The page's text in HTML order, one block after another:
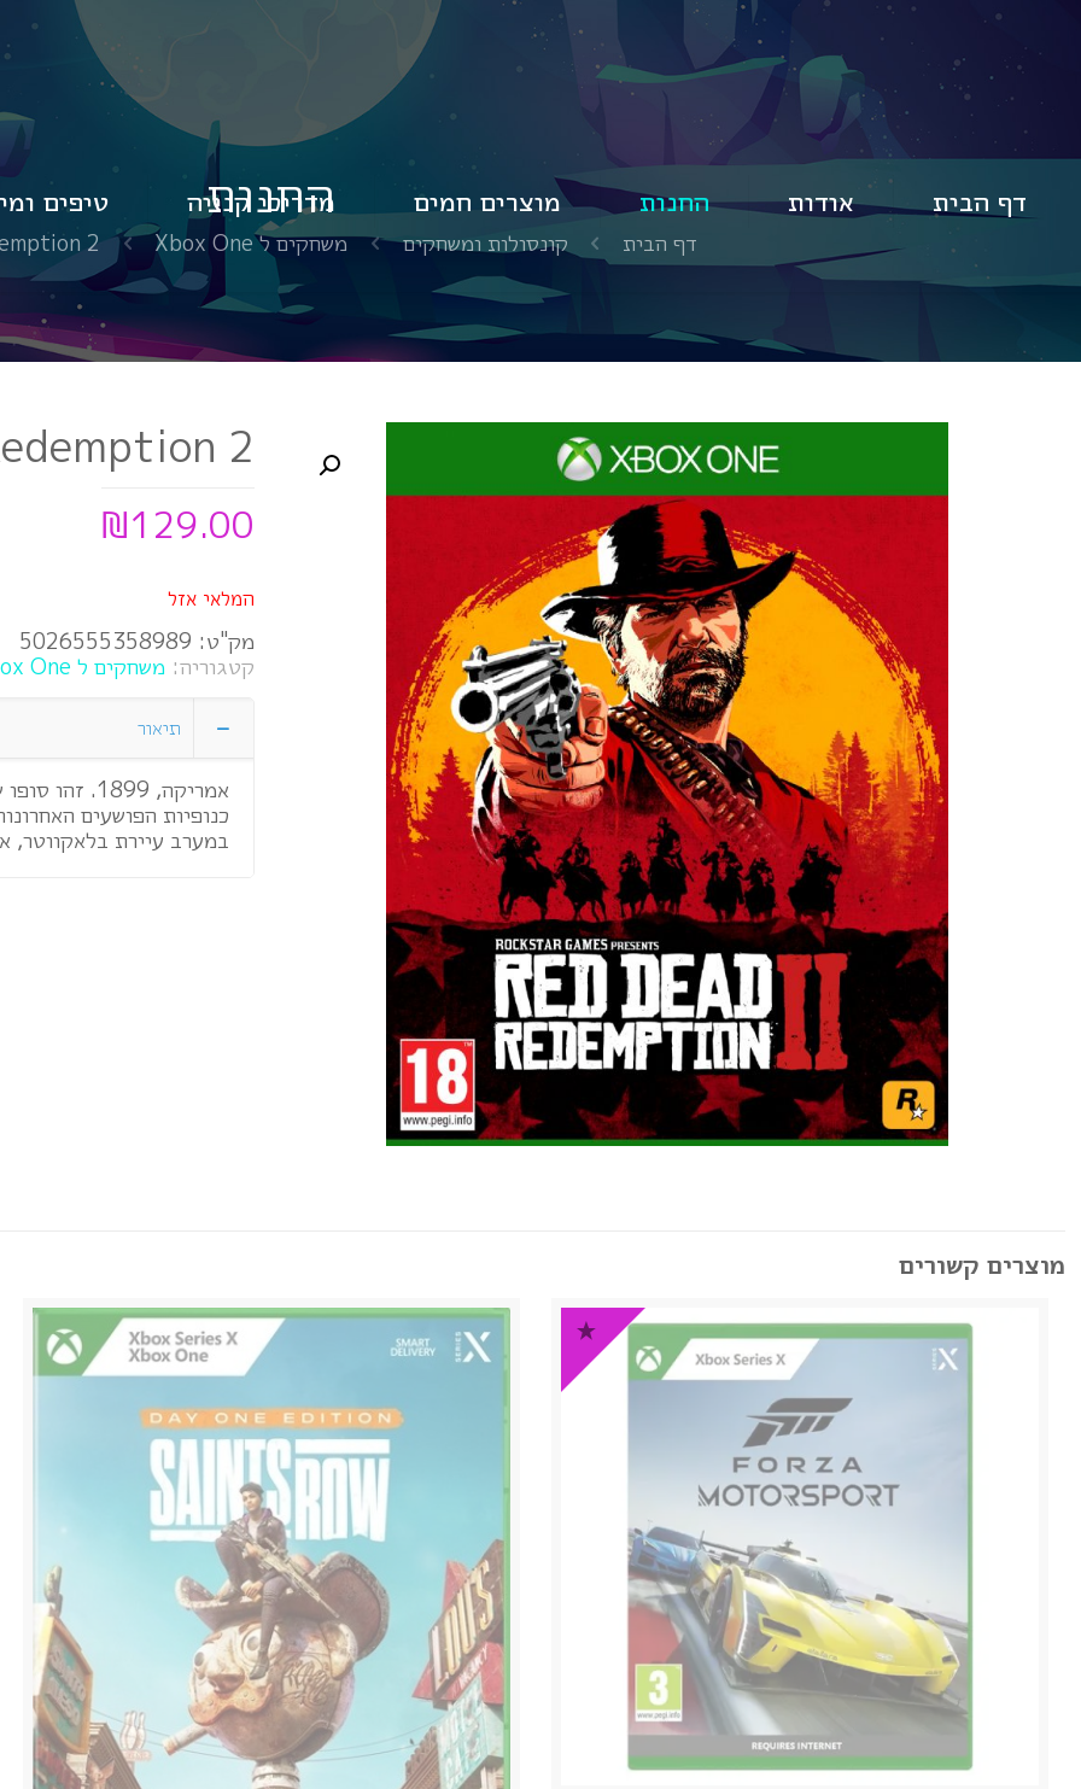
דף הבית אודות החנות מוצרים חמים מדריכי קנייה טיפים החנות
דף הבית קונסולות ומשחקים משחקים ל Xbox One 2
2
₪129.00
המלאי אזל
מק"ט: 5026555358989
קטגוריה: משחקים ל Xbox One
תיאור
אמריקה,
כנופיות הפושעים
במערב עיירת בלאקווטר,
מוצרים קשורים